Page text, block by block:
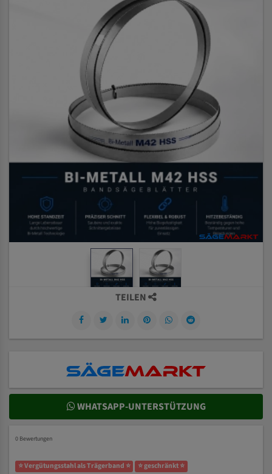
TEILEN
WHATSAPP-UNTERSTÜTZUNG
0 Bewertungen
⭐ Vergütungsstahl als Trägerband ⭐
⭐ geschränkt ⭐